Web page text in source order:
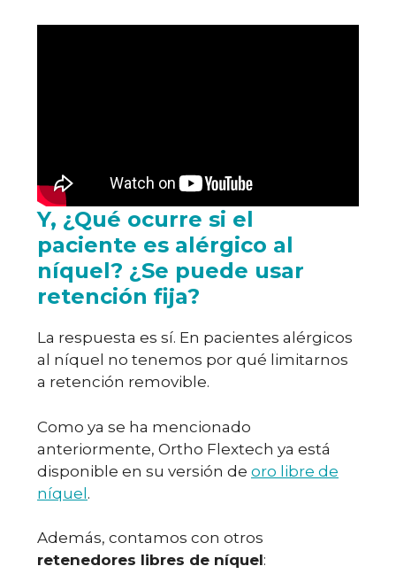
Y, ¿Qué ocurre si el
paciente es alérgico al
níquel? ¿Se puede usar
retención fija?
La respuesta es sí. En pacientes alérgicos
al níquel no tenemos por qué limitarnos
a retención removible.
Como ya se ha mencionado
anteriormente, Ortho Flextech ya está
disponible en su versión de oro libre de
níquel.
Además, contamos con otros
retenedores libres de níquel: